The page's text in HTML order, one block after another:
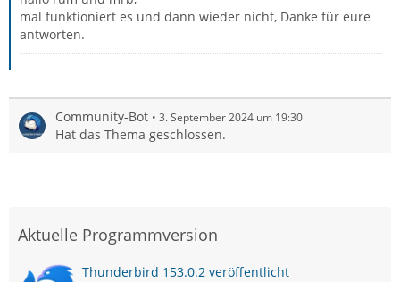
mal funktioniert es und dann wieder nicht, Danke für eure
antworten.
Community-Bot 3. September 2024 um 19:30
Hat das Thema geschlossen.
Aktuelle Programmversion
Thunderbird 153.0.2 veröffentlicht